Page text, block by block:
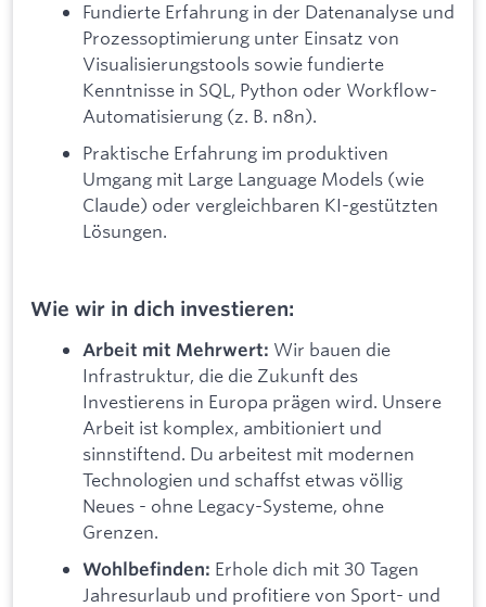
Fundierte Erfahrung in der Datenanalyse und
Prozessoptimierung unter Einsatz von
Visualisierungstools sowie fundierte
Kenntnisse in SQL, Python oder Workflow-
Automatisierung (z. B. n8n).
Praktische Erfahrung im produktiven
Umgang mit Large Language Models (wie
Claude) oder vergleichbaren KI-gestützten
Lösungen.
Wie wir in dich investieren:
Arbeit mit Mehrwert: Wir bauen die
Infrastruktur, die die Zukunft des
Investierens in Europa prägen wird. Unsere
Arbeit ist komplex, ambitioniert und
sinnstiftend. Du arbeitest mit modernen
Technologien und schaffst etwas völlig
Neues - ohne Legacy-Systeme, ohne
Grenzen.
Wohlbefinden: Erhole dich mit 30 Tagen
Jahresurlaub und profitiere von Sport- und